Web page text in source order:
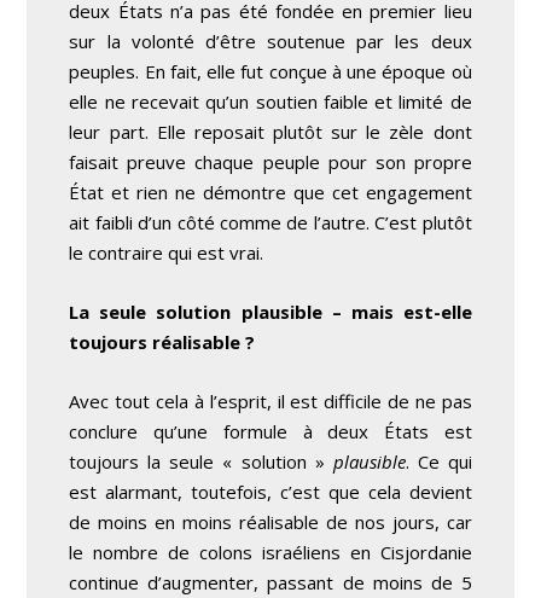
deux États n’a pas été fondée en premier lieu
sur la volonté d’être soutenue par les deux
peuples. En fait, elle fut conçue à une époque où
elle ne recevait qu’un soutien faible et limité de
leur part. Elle reposait plutôt sur le zèle dont
faisait preuve chaque peuple pour son propre
État et rien ne démontre que cet engagement
ait faibli d’un côté comme de l’autre. C’est plutôt
le contraire qui est vrai.
La seule solution plausible – mais est-elle
toujours réalisable ?
Avec tout cela à l’esprit, il est difficile de ne pas
conclure qu’une formule à deux États est
toujours la seule « solution » plausible. Ce qui
est alarmant, toutefois, c’est que cela devient
de moins en moins réalisable de nos jours, car
le nombre de colons israéliens en Cisjordanie
continue d’augmenter, passant de moins de 5